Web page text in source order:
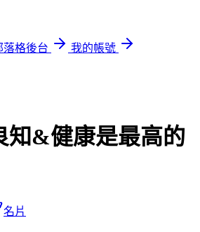
落格後台
我的帳號
知&健康是最高的
名片